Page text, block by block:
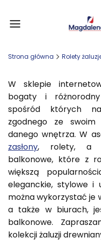
Strona główna Rolety
W sklepie
bogaty i
spośród których
zgodnego ze
danego wnętrza. W
zasłony, rolety, a
balkonowe, które z
większą
eleganckie, stylowe i
można wykorzystać je
a także w biurach,
balkonowe.
kolekcji żaluzji